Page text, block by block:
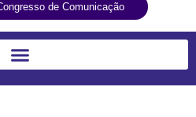
de Comunicação